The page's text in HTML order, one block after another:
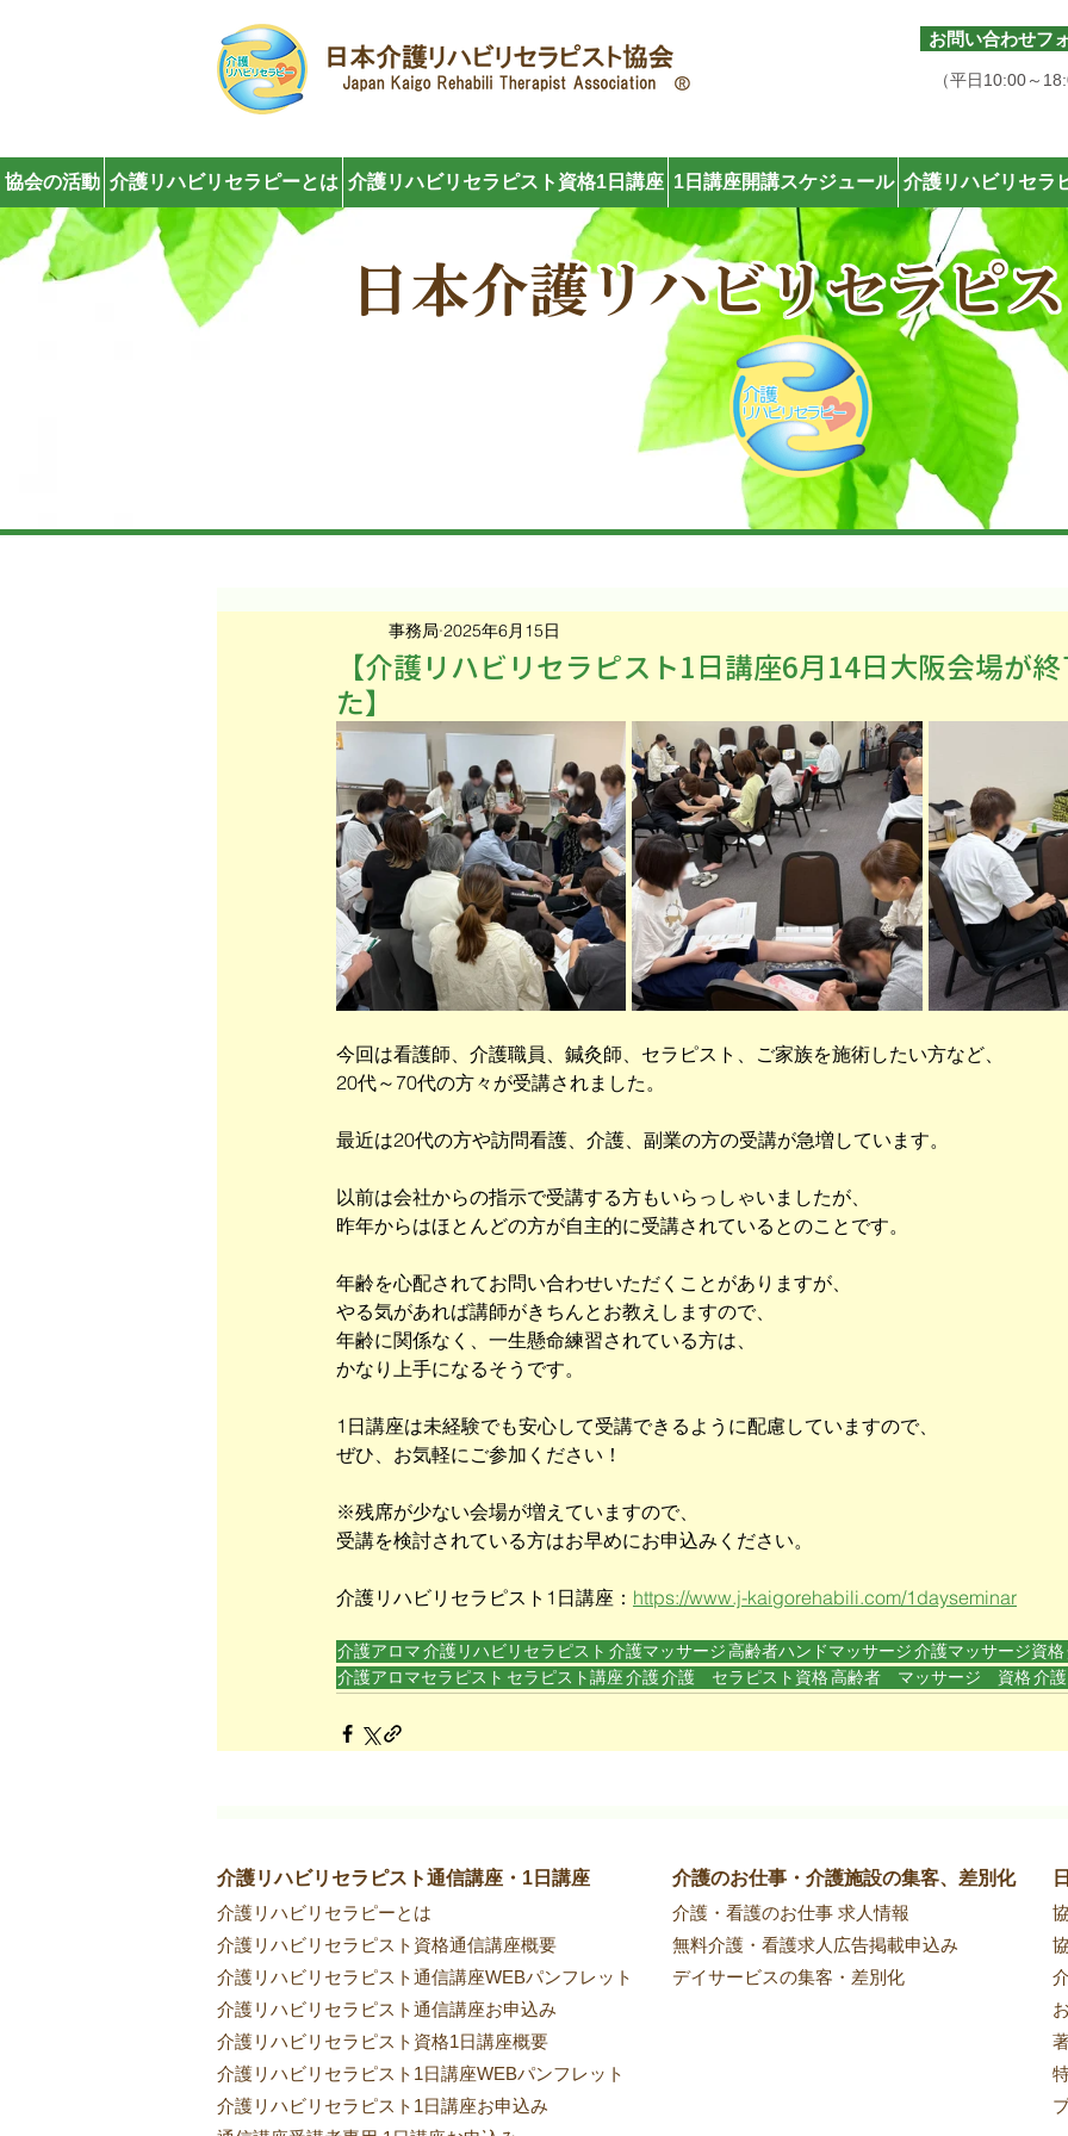
050-6877-6170
お問い合わせフ
（平日10:00～
協会の活動 介護リハビリセラピーとは 介護リハビリセラピスト資格1日講座 1日講座開講スケジュール 介護リハビリセラ
【介護リハビリセラピスト1日講座6月14日大阪会場が
た】
事務局 2025年6月15日
今回は看護師、介護職員、鍼灸師、セラピスト、ご家族を施術したい方など、
20代～70代の方々が受講されました。
最近は20代の方や訪問看護、介護、副業の方の受講が急増しています。
以前は会社からの指示で受講する方もいらっしゃいましたが、
昨年からはほとんどの方が自主的に受講されているとのことです。
年齢を心配されてお問い合わせいただくことがありますが、
やる気があれば講師がきちんとお教えしますので、
年齢に関係なく、一生懸命練習されている方は、
かなり上手になるそうです。
1日講座は未経験でも安心して受講できるように配慮していますので、
ぜひ、お気軽にご参加ください！
※残席が少ない会場が増えていますので、
受講を検討されている方はお早めにお申込みください。
介護リハビリセラピスト1日講座： https://www.j-kaigorehabili.com/1dayseminar
介護アロマ介護リハビリセラピスト 介護マッサージ高齢者ハンドマッサージ介護マッサージ資格
介護アロマセラピスト セラピスト講座介護介護 セラピスト資格高齢者 マッサージ 資格介
介護リハビリセラピスト通信講座・1日講座
介護リハビリセラピーとは
介護リハビリセラピスト資格通信講座概要
介護リハビリセラピスト通信講座WEBパンフレット
介護リハビリセラピスト通信講座お申込み
介護リハビリセラピスト資格1日講座概要
介護リハビリセラピスト1日講座WEBパンフレット
介護リハビリセラピスト1日講座お申込み
介護のお仕事・介護施設の集客、差別化
​介護・看護のお仕事 求人情報
無料介護・看護求人広告掲載申込み
デイサービスの集客・差別化